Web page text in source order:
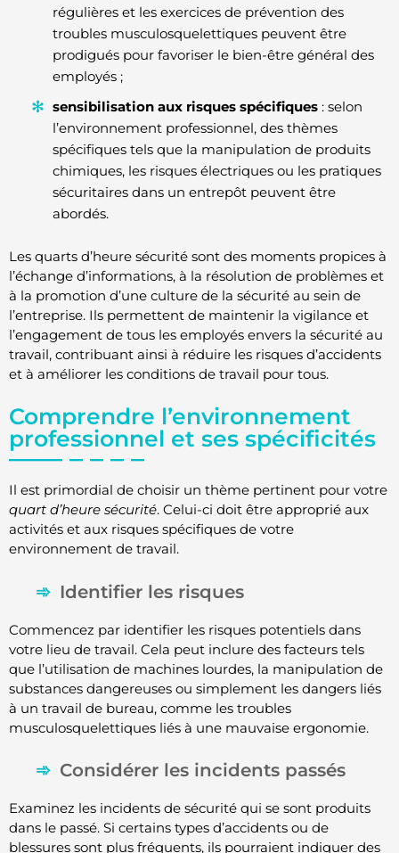
régulières et les exercices de prévention des
troubles musculosquelettiques peuvent être
prodigués pour favoriser le bien-être général des
employés ;
sensibilisation aux risques spécifiques : selon
l’environnement professionnel, des thèmes
spécifiques tels que la manipulation de produits
chimiques, les risques électriques ou les pratiques
sécuritaires dans un entrepôt peuvent être
abordés.
Les quarts d’heure sécurité sont des moments propices à
l’échange d’informations, à la résolution de problèmes et
à la promotion d’une culture de la sécurité au sein de
l’entreprise. Ils permettent de maintenir la vigilance et
l’engagement de tous les employés envers la sécurité au
travail, contribuant ainsi à réduire les risques d’accidents
et à améliorer les conditions de travail pour tous.
Comprendre l’environnement
professionnel et ses spécificités
Il est primordial de choisir un thème pertinent pour votre
quart d’heure sécurité. Celui-ci doit être approprié aux
activités et aux risques spécifiques de votre
environnement de travail.
Identifier les risques
Commencez par identifier les risques potentiels dans
votre lieu de travail. Cela peut inclure des facteurs tels
que l’utilisation de machines lourdes, la manipulation de
substances dangereuses ou simplement les dangers liés
à un travail de bureau, comme les troubles
musculosquelettiques liés à une mauvaise ergonomie.
Considérer les incidents passés
Examinez les incidents de sécurité qui se sont produits
dans le passé. Si certains types d’accidents ou de
blessures sont plus fréquents, ils pourraient indiquer des